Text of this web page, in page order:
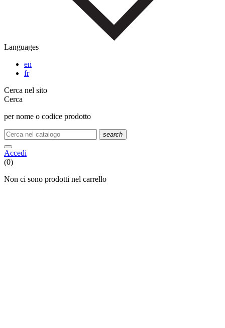
Languages
en
fr
Cerca nel sito
Cerca
per nome o codice prodotto
search
Accedi
(0)
Non ci sono prodotti nel carrello